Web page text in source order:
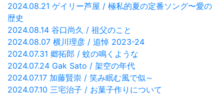
2024.08.21 ゲイリー芦屋 / 極私的夏の定番ソング〜愛の
歴史
2024.08.14 谷口尚久 / 祖父のこと
2024.08.07 横川理彦 / 追悼 2023-24
2024.07.31 郷拓郎 / 蚊の鳴くような
2024.07.24 Gak Sato / 架空の年代
2024.07.17 加藤賢崇 / 笑み眠む風で似～
2024.07.10 三宅治子 / お菓子作りについて